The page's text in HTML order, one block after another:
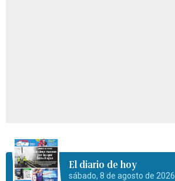
El diario de hoy
sábado, 8 de agosto de 2026